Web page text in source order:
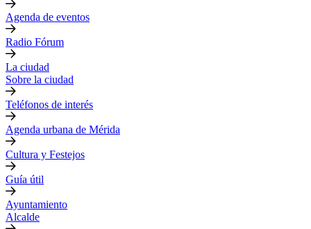
Agenda de eventos
Radio Fórum
La ciudad
Sobre la ciudad
Teléfonos de interés
Agenda urbana de Mérida
Cultura y Festejos
Guía útil
Ayuntamiento
Alcalde